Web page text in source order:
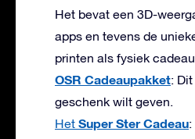
Het bevat een 3D-
apps en tevens de
printen als fysiek
OSR Cadeaupakket:
geschenk wilt geven.
Het Super Ster Cadeau